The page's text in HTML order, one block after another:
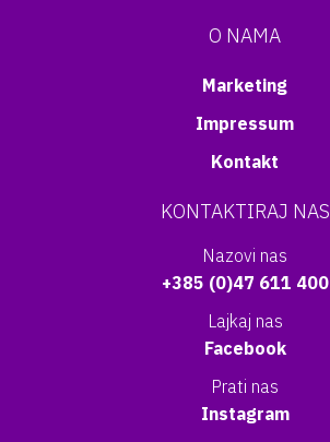
O NAMA
Marketing
Impressum
Kontakt
KONTAKTIRAJ NAS
Nazovi nas
+385 (0)47 611 400
Lajkaj nas
Facebook
Prati nas
Instagram